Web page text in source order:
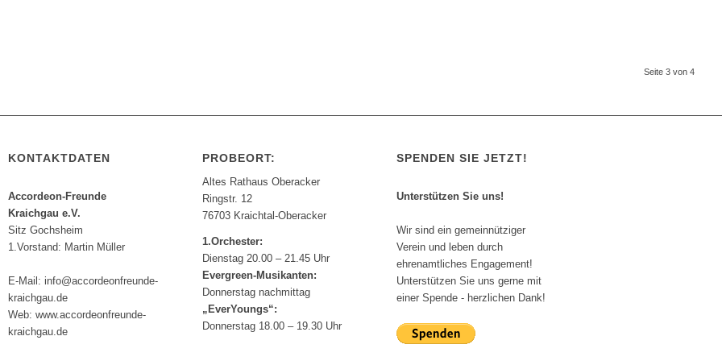
Seite 3 von 4
KONTAKTDATEN
Accordeon-Freunde
Kraichgau e.V.
Sitz Gochsheim
1.Vorstand: Martin Müller
E-Mail: info@accordeonfreunde-
kraichgau.de
Web: www.accordeonfreunde-
kraichgau.de
PROBEORT:
Altes Rathaus Oberacker
Ringstr. 12
76703 Kraichtal-Oberacker
1.Orchester:
Dienstag 20.00 – 21.45 Uhr
Evergreen-Musikanten:
Donnerstag nachmittag
„EverYoungs“:
Donnerstag 18.00 – 19.30 Uhr
SPENDEN SIE JETZT!
Unterstützen Sie uns!
Wir sind ein gemeinnütziger
Verein und leben durch
ehrenamtliches Engagement!
Unterstützen Sie uns gerne mit
einer Spende - herzlichen Dank!